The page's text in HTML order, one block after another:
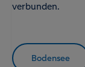
verbunden.
Bodensee